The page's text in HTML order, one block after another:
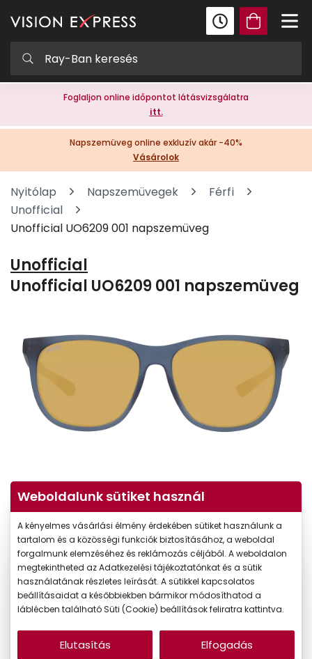
Foglaljon online időpontot látásvizsgálatra
itt.
Napszemüveg online exkluzív akár -40%
Vásárolok
Nyitólap Napszemüvegek
Férfi
Unofficial
Unofficial UO6209 001 napszemüveg
Unofficial
Unofficial UO6209 001 napszemüveg
Törzsvásárlói ár:
Weboldalunk sütiket használ
A kényelmes vásárlási élmény érdekében sütiket használunk a
tartalom és a közösségi funkciók biztosításához, a weboldal
forgalmunk elemzéséhez és reklámozás céljából. A weboldalon
megtekintheted az Adatkezelési tájékoztatónkat és a sütik
használatának részletes leírását. A sütikkel kapcsolatos
beállításaidat a későbbiekben bármikor módosíthatod a
láblécben található Süti (Cookie) beállítások feliratra kattintva.
Elutasítás Elfogadás